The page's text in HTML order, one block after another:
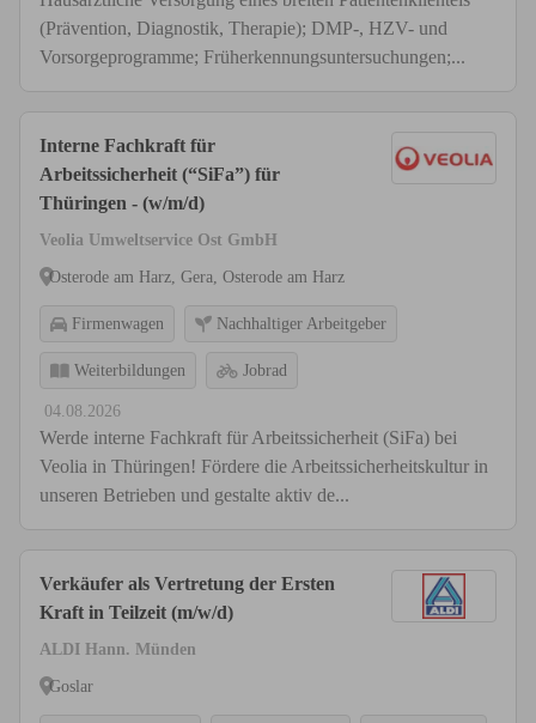
(Prävention, Diagnostik, Therapie); DMP-, HZV- und
Vorsorgeprogramme; Früherkennungsuntersuchungen;...
Interne Fachkraft für
Arbeitssicherheit (“SiFa”) für
Thüringen - (w/m/d)
Veolia Umweltservice Ost GmbH
Osterode am Harz, Gera, Osterode am Harz
Firmenwagen Nachhaltiger Arbeitgeber
Weiterbildungen Jobrad
04.08.2026
Werde interne Fachkraft für Arbeitssicherheit (SiFa) bei
Veolia in Thüringen! Fördere die Arbeitssicherheitskultur in
unseren Betrieben und gestalte aktiv de...
Verkäufer als Vertretung der Ersten
Kraft in Teilzeit (m/w/d)
ALDI Hann. Münden
Goslar